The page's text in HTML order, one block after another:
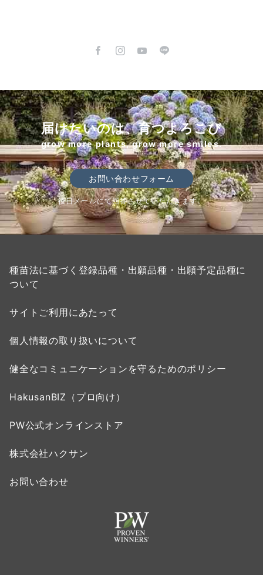
届けたいのは、育つよろこび
grow more plants, grow more smiles.
お問い合わせフォーム
後日メールにて回答させていただきます。
種苗法に基づく登録品種・出願品種・出願予定品種に
ついて
サイトご利用にあたって
個人情報の取り扱いについて
健全なコミュニケーションを守るためのポリシー
HakusanBIZ（プロ向け）
PW公式オンラインストア
株式会社ハクサン
お問い合わせ